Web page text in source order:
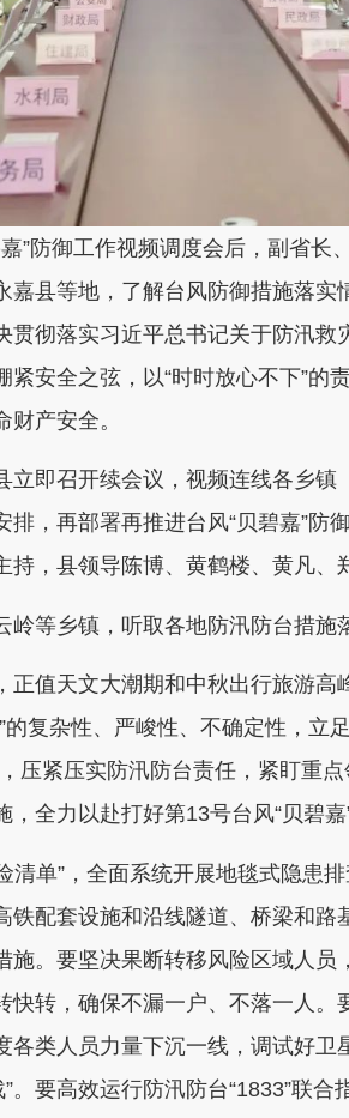
”防御工作视频调度会后，副省长
嘉县等地，了解台风防御措施落实
贯彻落实习近平总书记关于防汛救
安全之弦，以“时时放心不下”的
产安全。
立即召开续会议，视频连线各乡镇
，再部署再推进台风“贝碧嘉”防
，县领导陈博、黄鹤楼、黄凡、
等乡镇，听取各地防汛防台措施
正值天文大潮期和中秋出行旅游高
复杂性、严峻性、不确定性，立
压紧压实防汛防台责任，紧盯重
全力以赴打好第13号台风“贝碧嘉
清单”，全面系统开展地毯式隐患
铁配套设施和沿线隧道、桥梁和路
施。要坚决果断转移风险区域人员
快转，确保不漏一户、不落一人。
各类人员力量下沉一线，调试好卫
。要高效运行防汛防台“1833”联合